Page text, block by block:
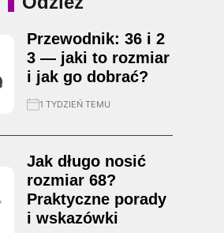
Przewodnik: 36 i 2
3 — jaki to rozmiar
i jak go dobrać?
1 TYDZIEŃ TEMU
Jak długo nosić
rozmiar 68?
Praktyczne porady
i wskazówki